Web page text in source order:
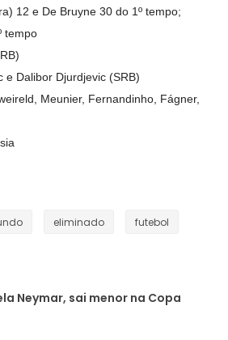
12 e De Bruyne 30 do 1º tempo;
tempo
e Dalibor Djurdjevic (SRB)
Meunier, Fernandinho, Fágner,
eliminado futebol
Neymar, sai menor na Copa